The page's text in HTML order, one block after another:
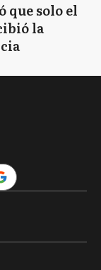
que solo el
la